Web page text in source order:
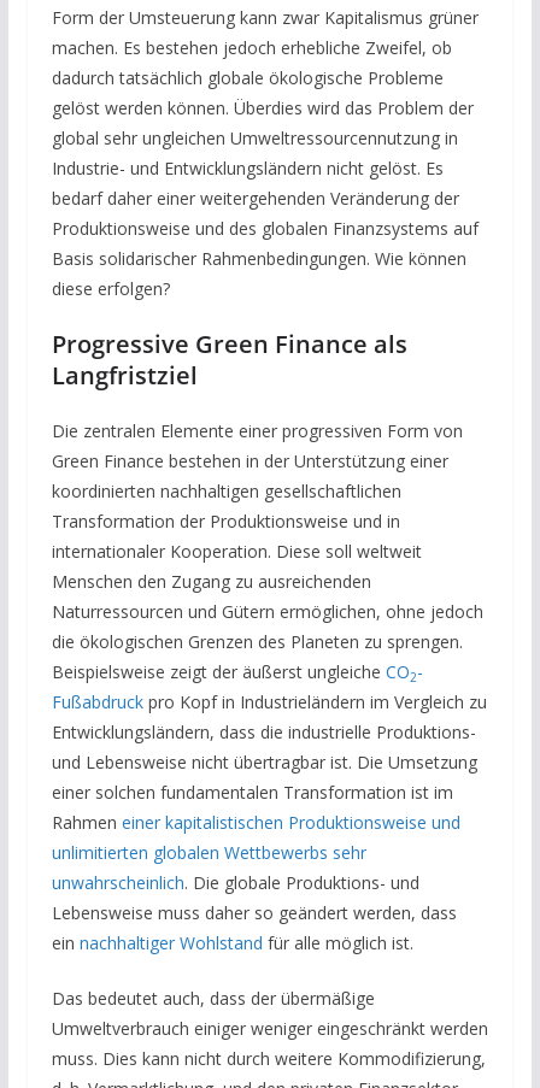
Form der Umsteuerung kann zwar Kapitalismus grüner
machen. Es bestehen jedoch erhebliche Zweifel, ob
dadurch tatsächlich globale ökologische Probleme
gelöst werden können. Überdies wird das Problem der
global sehr ungleichen Umweltressourcennutzung in
Industrie- und Entwicklungsländern nicht gelöst. Es
bedarf daher einer weitergehenden Veränderung der
Produktionsweise und des globalen Finanzsystems auf
Basis solidarischer Rahmenbedingungen. Wie können
diese erfolgen?
Progressive Green Finance als
Langfristziel
Die zentralen Elemente einer progressiven Form von
Green Finance bestehen in der Unterstützung einer
koordinierten nachhaltigen gesellschaftlichen
Transformation der Produktionsweise und in
internationaler Kooperation. Diese soll weltweit
Menschen den Zugang zu ausreichenden
Naturressourcen und Gütern ermöglichen, ohne jedoch
die ökologischen Grenzen des Planeten zu sprengen.
Beispielsweise zeigt der äußerst ungleiche CO2-
Fußabdruckpro Kopf in Industrieländern im Vergleich zu
Entwicklungsländern, dass die industrielle Produktions-
und Lebensweise nicht übertragbar ist. Die Umsetzung
einer solchen fundamentalen Transformation ist im
Rahmen einer kapitalistischen Produktionsweise und
unlimitierten globalen Wettbewerbs sehr
unwahrscheinlich. Die globale Produktions- und
Lebensweise muss daher so geändert werden, dass
ein nachhaltiger Wohlstand für alle möglich ist.
Das bedeutet auch, dass der übermäßige
Umweltverbrauch einiger weniger eingeschränkt werden
muss. Dies kann nicht durch weitere Kommodifizierung,